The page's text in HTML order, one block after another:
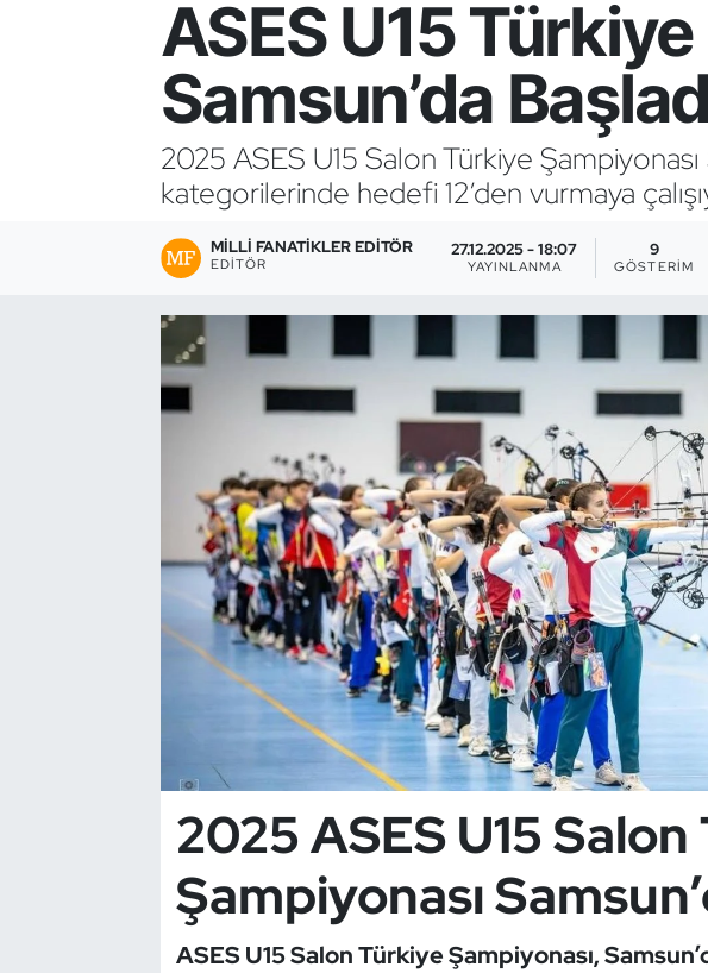
ASES U15
Samsun’da
2025 ASES U15 Salon Türkiye
kategorilerinde hedefi 12’den vurmaya
MILLI FANATIKLER EDITÖR
EDITÖR
27.12.2025 - 18:07
YAYINLANMA
9
GÖSTERIM
2025 ASES U15
Şampiyonası
ASES U15 Salon Türkiye Şampiyonası,
Bocce Bowling Dart
Buz Hokeyi
Buz Pateni